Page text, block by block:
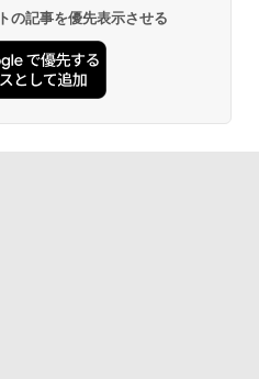
の記事を優先表示させる